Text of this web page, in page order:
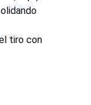
tiro con